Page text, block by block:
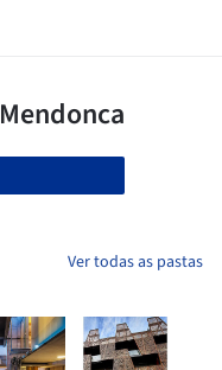
Ver todas as pastas